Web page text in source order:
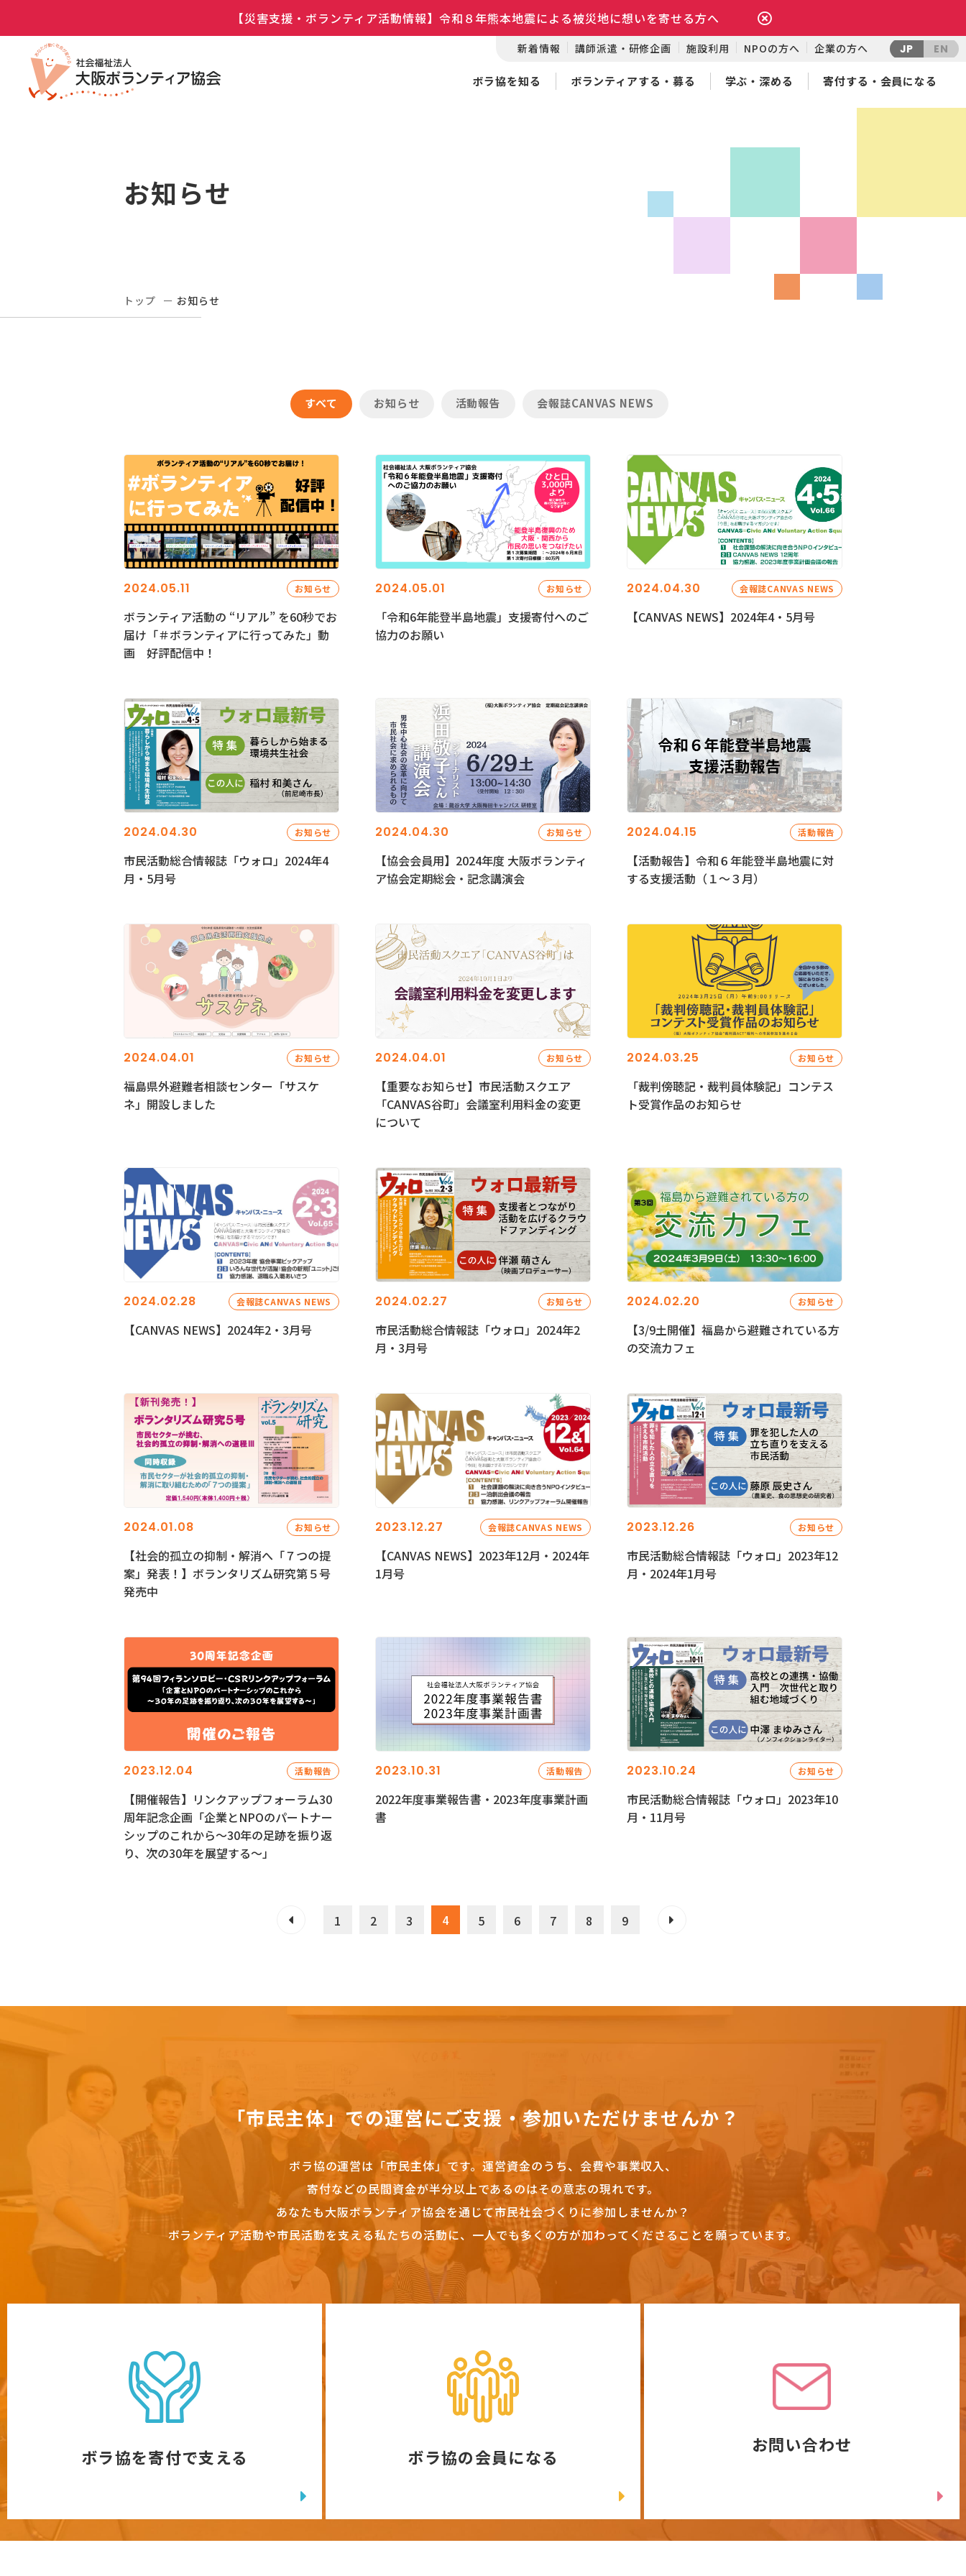
【災害支援・ボランティア活動情報】令和８年熊本地震による被災地に想いを寄せる方へ
新着情報 講師派遣・研修企画 施設利用 NPOの方へ 企業の方へ JP EN
ボラ協を知る ボランティアする・募る 学ぶ・深める 寄付する・会員になる
お知らせ
トップ お知らせ
すべて お知らせ 活動報告 会報誌CANVAS NEWS
2024.05.11 お知らせ
ボランティア活動の “リアル” を60秒でお
届け「＃ボランティアに行ってみた」動
画 好評配信中！
2024.05.01 お知らせ
「令和6年能登半島地震」支援寄付へのご
協力のお願い
2024.04.30 会報誌CANVAS NEWS
【CANVAS NEWS】2024年4・5月号
2024.04.30 お知らせ
市民活動総合情報誌「ウォロ」2024年4
月・5月号
2024.04.30 お知らせ
【協会会員用】2024年度 大阪ボランティ
ア協会定期総会・記念講演会
2024.04.15 活動報告
【活動報告】令和６年能登半島地震に対
する支援活動（１〜３月）
2024.04.01 お知らせ
福島県外避難者相談センター「サスケ
ネ」開設しました
2024.04.01 お知らせ
【重要なお知らせ】市民活動スクエア
「CANVAS谷町」会議室利用料金の変更
について
2024.03.25 お知らせ
「裁判傍聴記・裁判員体験記」コンテス
ト受賞作品のお知らせ
2024.02.28 会報誌CANVAS NEWS
【CANVAS NEWS】2024年2・3月号
2024.02.27 お知らせ
市民活動総合情報誌「ウォロ」2024年2
月・3月号
2024.02.20 お知らせ
【3/9土開催】福島から避難されている方
の交流カフェ
2024.01.08 お知らせ
【社会的孤立の抑制・解消へ「７つの提
案」発表！】ボランタリズム研究第５号
発売中
2023.12.27 会報誌CANVAS NEWS
【CANVAS NEWS】2023年12月・2024年
1月号
2023.12.26 お知らせ
市民活動総合情報誌「ウォロ」2023年12
月・2024年1月号
2023.12.04 活動報告
【開催報告】リンクアップフォーラム30
周年記念企画「企業とNPOのパートナー
シップのこれから～30年の足跡を振り返
り、次の30年を展望する～」
2023.10.31 活動報告
2022年度事業報告書・2023年度事業計画
書
2023.10.24 お知らせ
市民活動総合情報誌「ウォロ」2023年10
月・11月号
1 2 3 4 5 6 7 8 9
「市民主体」での運営にご支援・参加いただけませんか？
ボラ協の運営は「市民主体」です。 運営資金のうち、会費や事業収入、
寄付などの民間資金が半分以上であるのはその意志の現れです。
あなたも大阪ボランティア協会を通じて市民社会づくりに参加しませんか？
ボランティア活動や市民活動を支える私たちの活動に、一人でも多くの方が加わってくださることを願っています。
ボラ協を寄付で支える ボラ協の会員になる
お問い合わせ